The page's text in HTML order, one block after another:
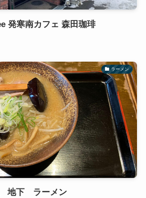
発寒南カフェ 森田珈琲
ラーメン
地下 ラーメン